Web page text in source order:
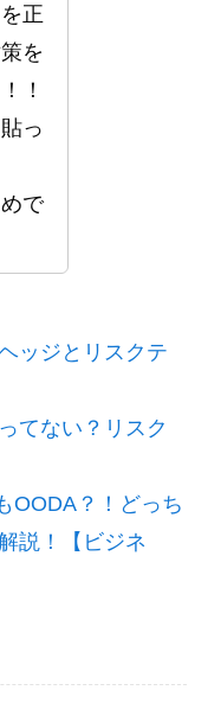
正
を
！
っ
で
ッジとリスクテ
てない？リスク
OODA？！どっち
説！【ビジネ